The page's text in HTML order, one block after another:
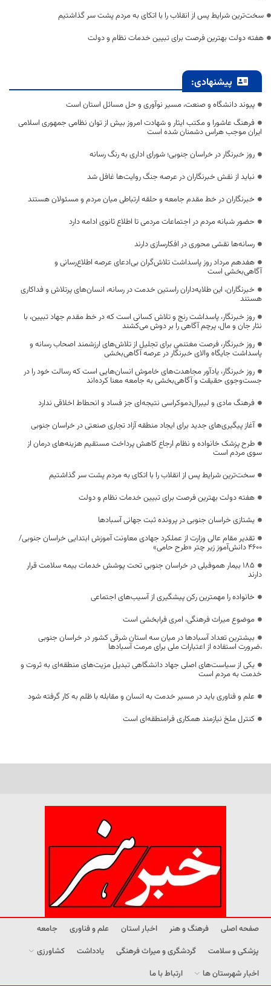
سخت‌ترین شرایط پس از انقلاب را با اتکای به مردم پشت سر گذاشتیم
هفته دولت بهترین فرصت برای تبیین خدمات نظام و دولت
پیشنهادی:
پیوند دانشگاه و صنعت، مسیر نوآوری و حل مسائل استان است
فرهنگ عاشورا و مکتب ایثار و شهادت امروز بیش از توان نظامی جمهوری اسلامی
ایران موجب هراس دشمنان شده است
روز خبرنگار در خراسان جنوبی؛ شورای اداری به رنگ رسانه
نباید از نقش خبرنگاران در عرصه جنگ روایت‌ها غافل شد
خبرنگاران در خط مقدم جامعه و حلقه ارتباطی میان مردم و مسئولان هستند
حضور شبانه مردم در اجتماعات مردمی تا اطلاع ثانوی ادامه دارد
رسانه‌ها نقشی محوری در افکارسازی دارند
هفدهم مرداد روز پاسداشت تلاش‌گران بی‌ادعای عرصه اطلاع‌رسانی و
آگاهی‌بخشی است
خبرنگاران، این طلایه‌داران راستین خدمت در رسانه، انسان‌های پرتلاش و فداکاری
هستند
روز خبرنگار، پاسداشت رنج و تلاش کسانی است که در خط مقدم جهاد تبیین، با
نثار جان و مال، پرچم آگاهی را بر دوش می‌کشند
روز خبرنگار، فرصت مغتنمی برای تجلیل از تلاش‌های ارزشمند اصحاب رسانه و
پاسداشت جایگاه والای خبرنگار در عرصه آگاهی‌بخشی
روز خبرنگار، یادآور مجاهدت‌های خاموش انسان‌هایی است که رسالت خود را در
جست‌وجوی حقیقت و آگاهی‌بخشی به جامعه معنا کرده‌اند
فرهنگ مادی و لیبرال‌دموکراسی نتیجه‌ای جز فساد و انحطاط اخلاقی ندارد
آغاز پیگیری‌های جدید برای ایجاد منطقه آزاد تجاری صنعتی در خراسان جنوبی
طرح پزشک خانواده و نظام ارجاع کاهش پرداخت مستقیم هزینه‌های درمان از
سوی مردم است
سخت‌ترین شرایط پس از انقلاب را با اتکای به مردم پشت سر گذاشتیم
هفته دولت بهترین فرصت برای تبیین خدمات نظام و دولت
یشتازی خراسان جنوبی در پرونده ثبت جهانی آسبادها
تقدیر مقام عالی وزارت از عملکرد جهادی معاونت آموزش ابتدایی خراسان جنوبی/
۴۶۰۰ دانش‌آموز زیر چتر «طرح حامی»
۱۸۵ بیمار هموفیلی در خراسان جنوبی تحت پوشش خدمات بیمه سلامت قرار
دارند
خانواده را مهمترین رکن پیشگیری از آسیب‌های اجتماعی
موضوع میراث فرهنگی، امری فرابخشی است
بیشترین تعداد آسبادها در میان سه استان شرقی کشور در خراسان جنوبی
،ضرورت استفاده از اعتبارات ملی برای مرمت آسبادها
یکی از سیاست‌های اصلی جهاد دانشگاهی تبدیل مزیت‌های منطقه‌ای به ثروت و
خدمت به مردم است
علم و فناوری باید در مسیر خدمت به انسان و مقابله با ظلم به کار گرفته شود
کنترل ملخ نیازمند همکاری فرامنطقه‌ای است
صفحه اصلی فرهنگ و هنر اخبار استان علم و فناوری
جامعه
پزشکی و سلامت
گردشگری و میراث فرهنگی یادداشت
کشاورزی
اخبار شهرستان ها
ارتباط با ما